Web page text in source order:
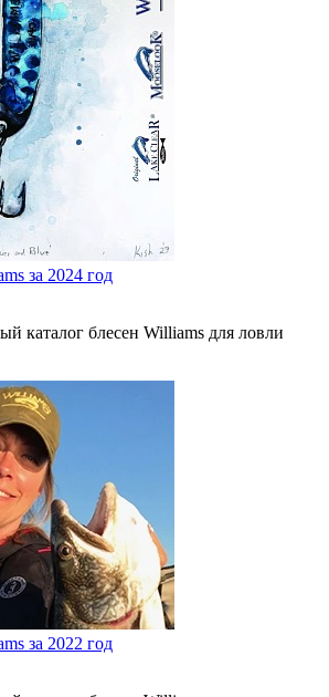
за 2024 год
каталог блесен Williams для ловли
за 2022 год